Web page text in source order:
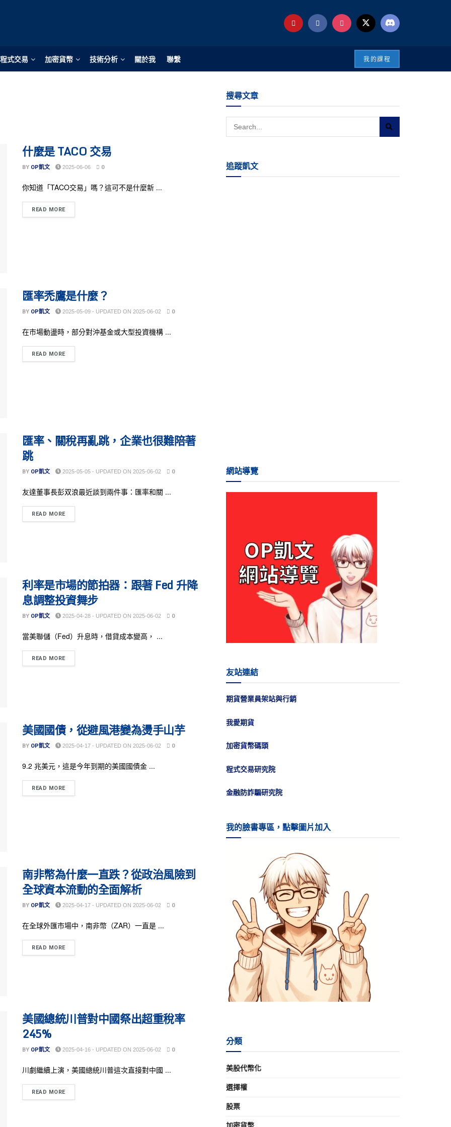
程式交易 加密貨幣 技術分析 關於我 聯繫 我的課程
什麼是 TACO 交易
BY OP凱文 2025-06-06 0
你知道「TACO交易」嗎？這可不是什麼新 ...
READ MORE
匯率禿鷹是什麼？
BY OP凱文 2025-05-09 - UPDATED ON 2025-06-02 0
在市場動盪時，部分對沖基金或大型投資機構 ...
READ MORE
匯率、關稅再亂跳，企業也很難陪著
跳
BY OP凱文 2025-05-05 - UPDATED ON 2025-06-02 0
友達董事長彭双浪最近談到兩件事：匯率和關 ...
READ MORE
利率是市場的節拍器：跟著 Fed 升降
息調整投資舞步
BY OP凱文 2025-04-28 - UPDATED ON 2025-06-02 0
當美聯儲（Fed）升息時，借貸成本變高， ...
READ MORE
美國國債，從避風港變為燙手山芋
BY OP凱文 2025-04-17 - UPDATED ON 2025-06-02 0
9.2 兆美元，這是今年到期的美國國債金 ...
READ MORE
南非幣為什麼一直跌？從政治風險到
全球資本流動的全面解析
BY OP凱文 2025-04-17 - UPDATED ON 2025-06-02 0
在全球外匯市場中，南非幣（ZAR）一直是 ...
READ MORE
美國總統川普對中國祭出超重稅率
245%
BY OP凱文 2025-04-16 - UPDATED ON 2025-06-02 0
川劇繼續上演，美國總統川普這次直接對中國 ...
READ MORE
搜尋文章
追蹤凱文
網站導覽
友站連結
期貨營業員架站與行銷
我愛期貨
加密貨幣碼頭
程式交易研究院
金融防詐騙研究院
我的臉書專區，點擊圖片加入
分類
美股代幣化
選擇權
股票